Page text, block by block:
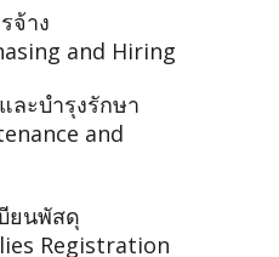
จ้าง
and Hiring
ละบำรุงรักษา
and
ยนพัสดุ
Registration